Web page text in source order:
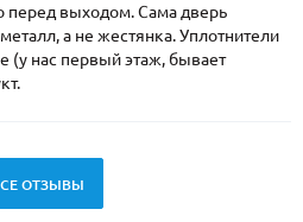
перед выходом. Сама дверь
а не жестянка. Уплотнители
(у нас первый этаж, бывает
ОТЗЫВЫ